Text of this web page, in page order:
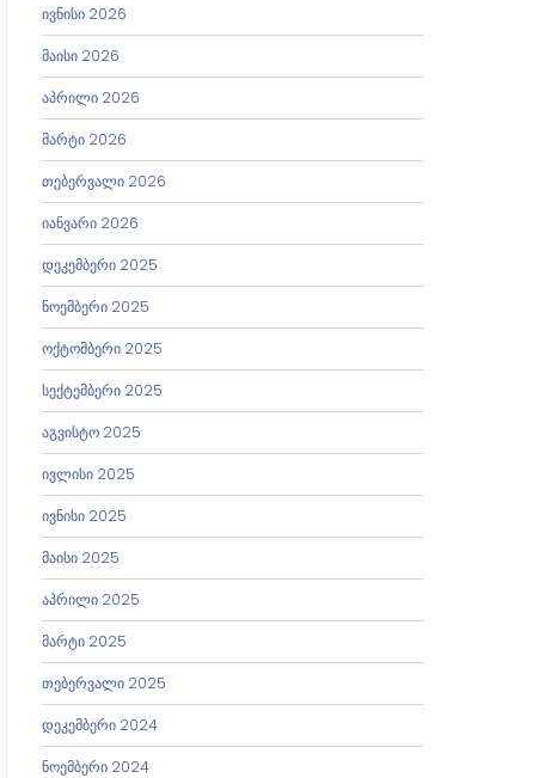
ივნისი 2026
მაისი 2026
აპრილი 2026
მარტი 2026
თებერვალი 2026
იანვარი 2026
დეკემბერი 2025
ნოემბერი 2025
ოქტომბერი 2025
სექტემბერი 2025
აგვისტო 2025
ივლისი 2025
ივნისი 2025
მაისი 2025
აპრილი 2025
მარტი 2025
თებერვალი 2025
დეკემბერი 2024
ნოემბერი 2024